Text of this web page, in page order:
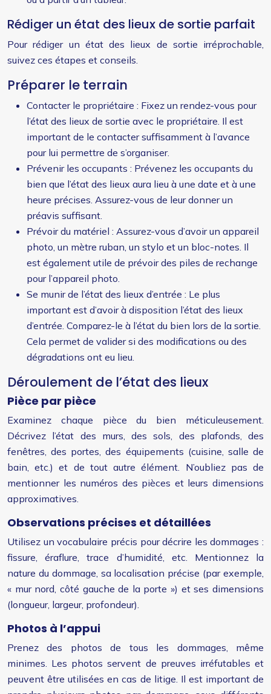
Rédiger un état des lieux de sortie parfait
Pour rédiger un état des lieux de sortie irréprochable,
suivez ces étapes et conseils.
Préparer le terrain
Contacter le propriétaire : Fixez un rendez-vous pour
l’état des lieux de sortie avec le propriétaire. Il est
important de le contacter suffisamment à l’avance
pour lui permettre de s’organiser.
Prévenir les occupants : Prévenez les occupants du
bien que l’état des lieux aura lieu à une date et à une
heure précises. Assurez-vous de leur donner un
préavis suffisant.
Prévoir du matériel : Assurez-vous d’avoir un appareil
photo, un mètre ruban, un stylo et un bloc-notes. Il
est également utile de prévoir des piles de rechange
pour l’appareil photo.
Se munir de l’état des lieux d’entrée : Le plus
important est d’avoir à disposition l’état des lieux
d’entrée. Comparez-le à l’état du bien lors de la sortie.
Cela permet de valider si des modifications ou des
dégradations ont eu lieu.
Déroulement de l’état des lieux
Pièce par pièce
Examinez chaque pièce du bien méticuleusement.
Décrivez l’état des murs, des sols, des plafonds, des
fenêtres, des portes, des équipements (cuisine, salle de
bain, etc.) et de tout autre élément. N’oubliez pas de
mentionner les numéros des pièces et leurs dimensions
approximatives.
Observations précises et détaillées
Utilisez un vocabulaire précis pour décrire les dommages :
fissure, éraflure, trace d’humidité, etc. Mentionnez la
nature du dommage, sa localisation précise (par exemple,
« mur nord, côté gauche de la porte ») et ses dimensions
(longueur, largeur, profondeur).
Photos à l’appui
Prenez des photos de tous les dommages, même
minimes. Les photos servent de preuves irréfutables et
peuvent être utilisées en cas de litige. Il est important de